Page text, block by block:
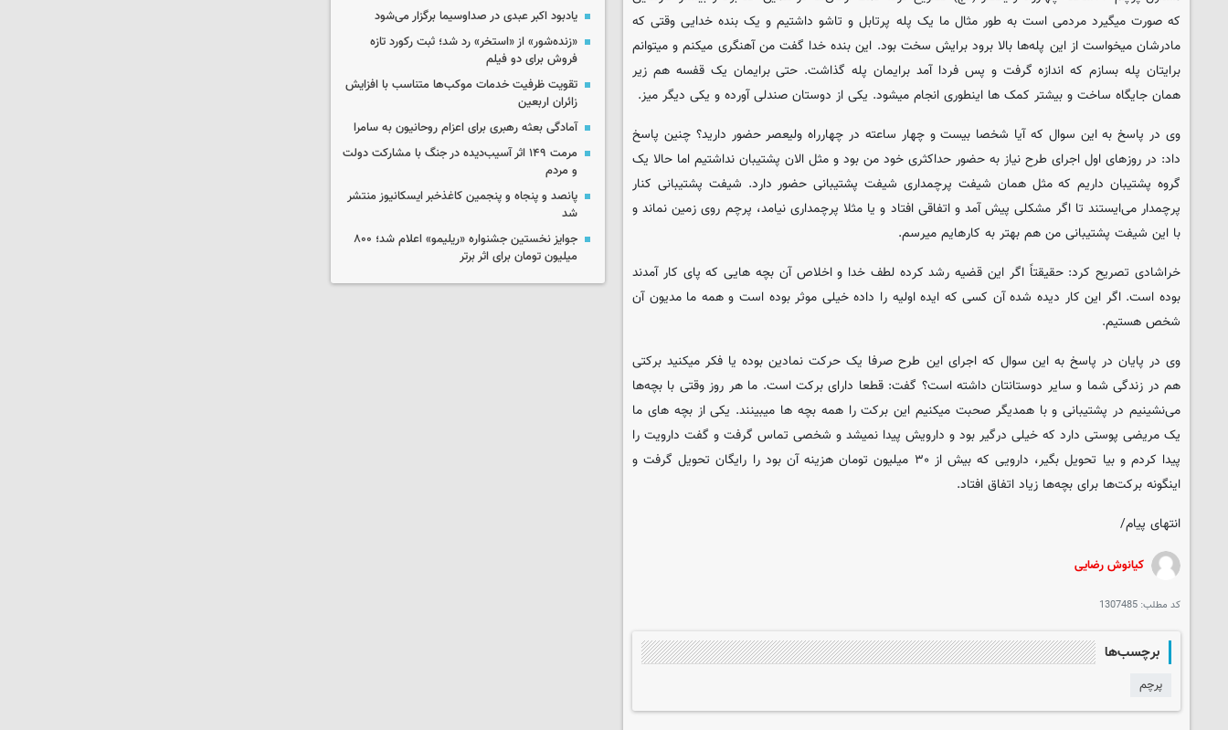
که صورت میگیرد مردمی است به طور مثال ما یک پله پرتابل و تاشو داشتیم و یک بنده خدایی وقتی که
مادرشان میخواست از این پله‌ها بالا برود برایش سخت بود. این بنده خدا گفت من آهنگری میکنم و میتوانم
برایتان پله بسازم که اندازه گرفت و پس فردا آمد برایمان پله گذاشت. حتی برایمان یک قفسه هم زیر
همان جایگاه ساخت و بیشتر کمک ها اینطوری انجام میشود. یکی از دوستان صندلی آورده و یکی دیگر میز.
وی در پاسخ به این سوال که آیا شخصا بیست و چهار ساعته در چهارراه ولیعصر حضور دارید؟ چنین پاسخ
داد: در روزهای اول اجرای طرح نیاز به حضور حداکثری خود من بود و مثل الان پشتیبان نداشتیم اما حالا یک
گروه پشتیبان داریم که مثل همان شیفت پرچمداری شیفت پشتیبانی حضور دارد. شیفت پشتیبانی کنار
پرچمدار می‌ایستند تا اگر مشکلی پیش آمد و اتفاقی افتاد و یا مثلا پرچمداری نیامد، پرچم روی زمین نماند و
با این شیفت پشتیبانی من هم بهتر به کارهایم میرسم.
خراشادی تصریح کرد: حقیقتاً اگر این قضیه رشد کرده لطف خدا و اخلاص آن بچه هایی که پای کار آمدند
بوده است. اگر این کار دیده شده آن کسی که ایده اولیه را داده خیلی موثر بوده است و همه ما مدیون آن
شخص هستیم.
وی در پایان در پاسخ به این سوال که اجرای این طرح صرفا یک حرکت نمادین بوده یا فکر میکنید برکتی
هم در زندگی شما و سایر دوستانتان داشته است؟ گفت: قطعا دارای برکت است. ما هر روز وقتی با بچه‌ها
می‌نشینیم در پشتیبانی و با همدیگر صحبت میکنیم این برکت را همه بچه ها میبینند. یکی از بچه های ما
یک مریضی پوستی دارد که خیلی درگیر بود و دارویش پیدا نمیشد و شخصی تماس گرفت و گفت دارویت را
پیدا کردم و بیا تحویل بگیر، دارویی که بیش از ۳۰ میلیون تومان هزینه آن بود را رایگان تحویل گرفت و
اینگونه برکت‌ها برای بچه‌ها زیاد اتفاق افتاد.
انتهای پیام/
کیانوش رضایی
کد مطلب: 1307485
برچسب‌ها
پرچم
یادبود اکبر عبدی در صداوسیما برگزار می‌شود
«زنده‌شور» از «استخر» رد شد؛ ثبت رکورد تازه
فروش برای دو فیلم
تقویت ظرفیت خدمات موکب‌ها متناسب با افزایش
زائران اربعین
آمادگی بعثه رهبری برای اعزام روحانیون به سامرا
مرمت ۱۴۹ اثر آسیب‌دیده در جنگ با مشارکت دولت
و مردم
پانصد و پنجاه و پنجمین کاغذخبر ایسکانیوز منتشر
شد
جوایز نخستین جشنواره «ریلیمو» اعلام شد؛ ۸۰۰
میلیون تومان برای اثر برتر